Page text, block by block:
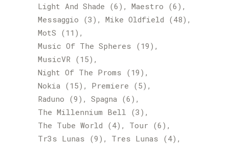
Light And Shade (6) Maestro (6)
Messaggio (3) Mike Oldfield (48)
MotS (11)
Music Of The Spheres (19)
MusicVR (15)
Night Of The Proms (19)
Nokia (15) Premiere (5)
Raduno (9) Spagna (6)
The Millennium Bell
(3)
The Tube World (4) Tour (6)
Tr3s Lunas (9) Tres Lunas (4)